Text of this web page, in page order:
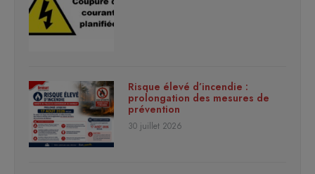
Risque élevé d’incendie :
prolongation des mesures de
prévention
30 juillet 2026